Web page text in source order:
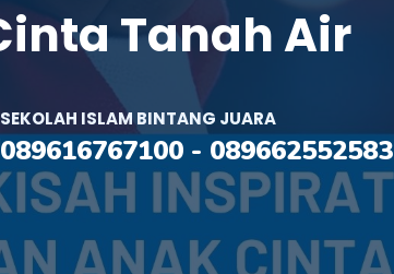
Tanah Air
SEKOLAH ISLAM BINTANG JUARA
089616767100- 089662552583